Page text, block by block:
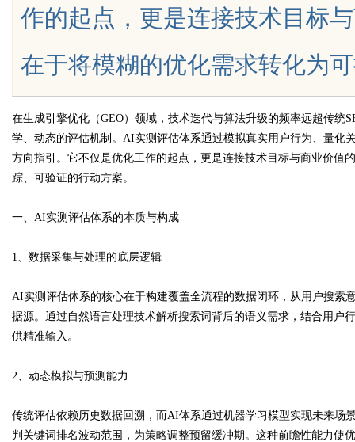
作的起点，更是连接技术目标
在于将模糊的优化需求转化为
在生成引擎优化（GEO）领域，技术迭代与算法升级的频率远超传统
学、动态的评估机制。AI实测评估体系通过模拟真实用户行为、量化
方向指引。它不仅是优化工作的起点，更是连接技术目标与商业价值
踪、可验证的行动方案。
一、AI实测评估体系的本质与构成
1、数据采集与处理的底层逻辑
AI实测评估体系的核心在于构建覆盖全流程的数据闭环，从用户搜索
据源。通过自然语言处理技术解析搜索词背后的语义需求，结合用户
供精准输入。
2、动态模拟与预测能力
传统评估依赖历史数据回溯，而AI体系通过机器学习模型实现未来场
判关键词排名波动范围，为策略调整预留缓冲期。这种前瞻性能力使